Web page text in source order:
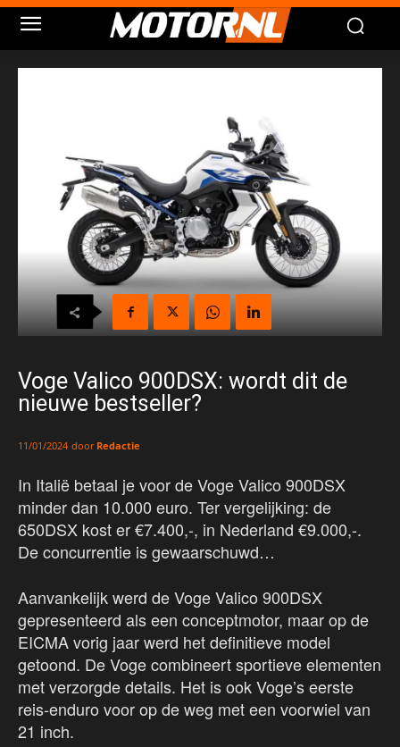
Voge Valico 900DSX: wordt dit de
nieuwe bestseller?
11/01/2024 door Redactie
In Italië betaal je voor de Voge Valico 900DSX
minder dan 10.000 euro. Ter vergelijking: de
650DSX kost er €7.400,-, in Nederland €9.000,-.
De concurrentie is gewaarschuwd…
Aanvankelijk werd de Voge Valico 900DSX
gepresenteerd als een conceptmotor, maar op de
EICMA vorig jaar werd het definitieve model
getoond. De Voge combineert sportieve elementen
met verzorgde details. Het is ook Voge’s eerste
reis-enduro voor op de weg met een voorwiel van
21 inch.